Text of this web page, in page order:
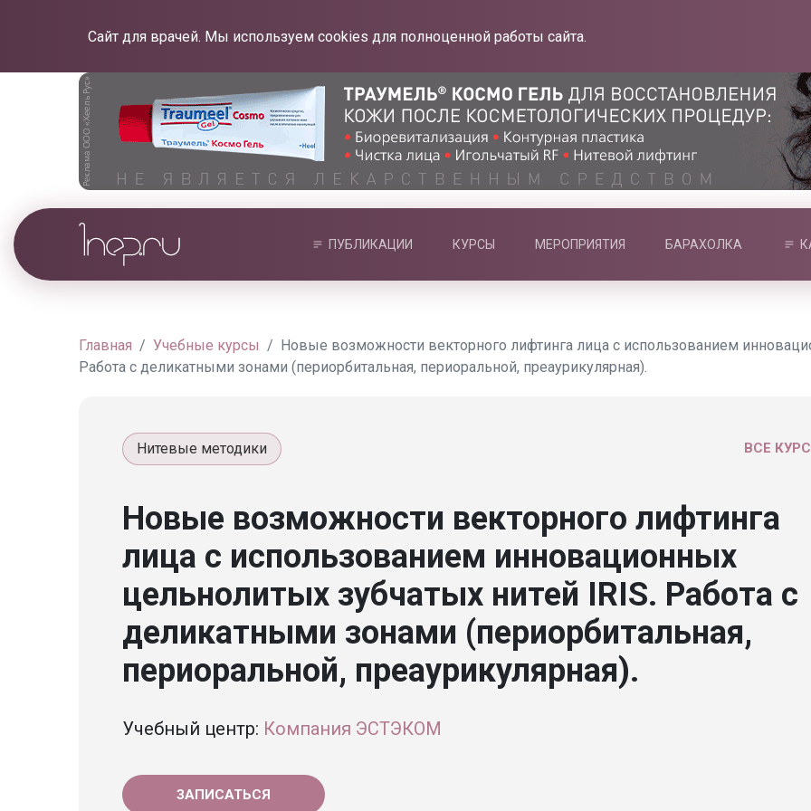
Сайт для врачей. Мы используем cookies для полноценной работы сайта.
ПУБЛИКАЦИИ КУРСЫ МЕРОПРИЯТИЯ БАРАХОЛКА
Главная Учебные курсы
Новые возможности векторного лифтинга лица с использованием
Работа с деликатными зонами (периорбитальная, периоральной, преаурикулярная).
ВСЕ
Нитевые методики
Новые возможности векторного лифтинга
лица с использованием инновационных
цельнолитых зубчатых нитей IRIS. Работа с
деликатными зонами (периорбитальная,
периоральной, преаурикулярная).
Учебный центр: Компания ЭСТЭКОМ
ЗАПИСАТЬСЯ